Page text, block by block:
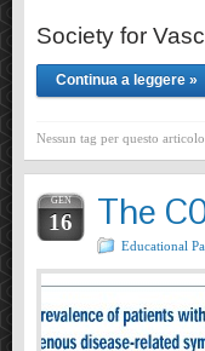
Society for
Continua a leggere »
Nessun tag per questo articolo
GEN
16 The
Educational